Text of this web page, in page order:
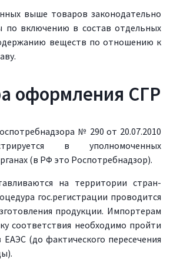
выше товаров законодательно
по включению в состав отдельных
веществ по отношению к
оформления СГР
№ 290 от 20.07.2010
в уполномоченных
(в РФ это Роспотребнадзор).
на территории стран-
гос.регистрации проводится
продукции. Импортерам
соответствия необходимо пройти
(до фактического пересечения